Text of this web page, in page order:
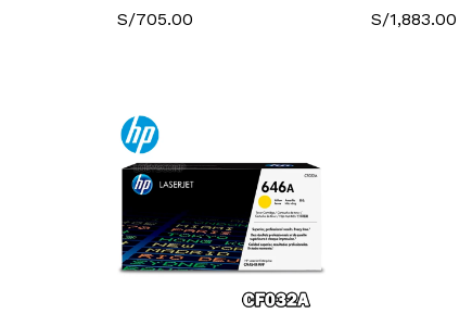
S/705.00 S/1,883.00